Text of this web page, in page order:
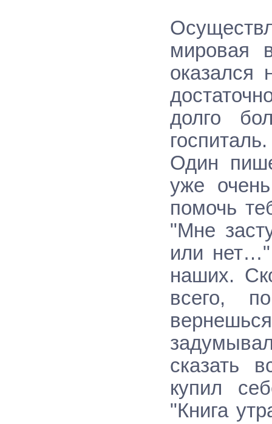
мировая
долго
Один
уже
помочь
"Мне
или
наших.
всего,
сказать
купил
"Книга